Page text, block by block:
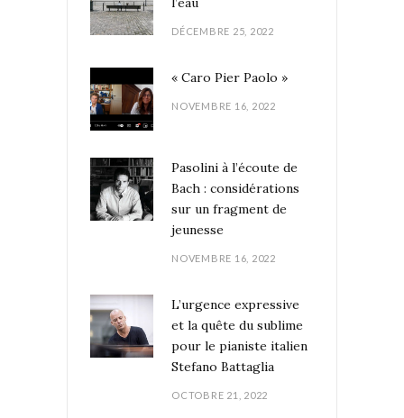
DÉCEMBRE 25, 2022
« Caro Pier Paolo »
NOVEMBRE 16, 2022
Pasolini à l’écoute de
Bach : considérations
sur un fragment de
jeunesse
NOVEMBRE 16, 2022
L’urgence expressive
et la quête du sublime
pour le pianiste italien
Stefano Battaglia
OCTOBRE 21, 2022